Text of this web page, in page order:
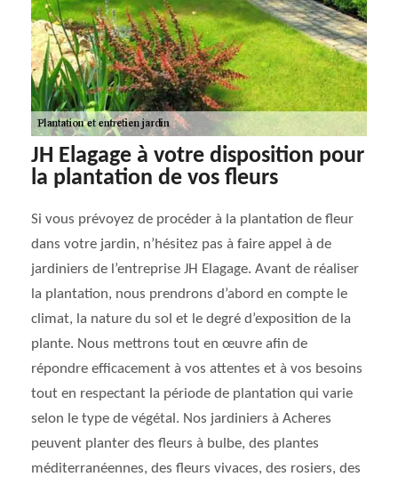
JH Elagage à votre disposition pour
la plantation de vos fleurs
Si vous prévoyez de procéder à la plantation de fleur
dans votre jardin, n’hésitez pas à faire appel à de
jardiniers de l’entreprise JH Elagage. Avant de réaliser
la plantation, nous prendrons d’abord en compte le
climat, la nature du sol et le degré d’exposition de la
plante. Nous mettrons tout en œuvre afin de
répondre efficacement à vos attentes et à vos besoins
tout en respectant la période de plantation qui varie
selon le type de végétal. Nos jardiniers à Acheres
peuvent planter des fleurs à bulbe, des plantes
méditerranéennes, des fleurs vivaces, des rosiers, des